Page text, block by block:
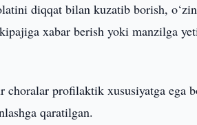
diqqat bilan kuzatib borish,
xabar berish yoki manzilga
choralar profilaktik xususiyatga ega
qaratilgan.